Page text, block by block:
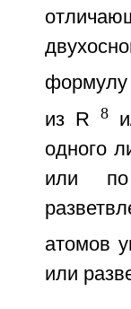
из R 8
одного
или
атомов
или